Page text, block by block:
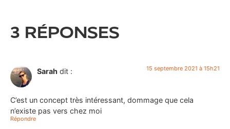
3 RÉPONSES
Sarah dit : 15 septembre 2021 à 15h21
C’est un concept très intéressant, dommage que cela
n’existe pas vers chez moi
Répondre